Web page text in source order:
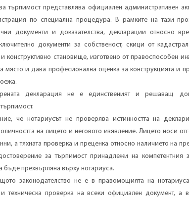
търпимост представлява официален административен
по специална процедура. В рамките на тази
документи и доказателства, декларации относно
документи за собственост, скици от
конструктивно становище, изготвено от правоспособен
място и дава професионална оценка за конструкцията и
декларация не е единственият и решаващ
че нотариусът не проверява истинността на
на лицето и неговото изявление. Лицето носи
а тяхната проверка и преценка относно наличието на
за търпимост принадлежи на компетентния
бъде прехвърляна върху нотариуса.
законодателство не е в правомощията на
и техническа проверка на всеки официален документ, а